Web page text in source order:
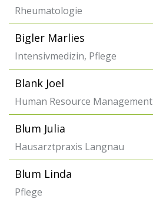
Rheumatologie
Bigler Marlies
Intensivmedizin, Pflege
Blank Joel
Human Resource Management
Blum Julia
Hausarztpraxis Langnau
Blum Linda
Pflege